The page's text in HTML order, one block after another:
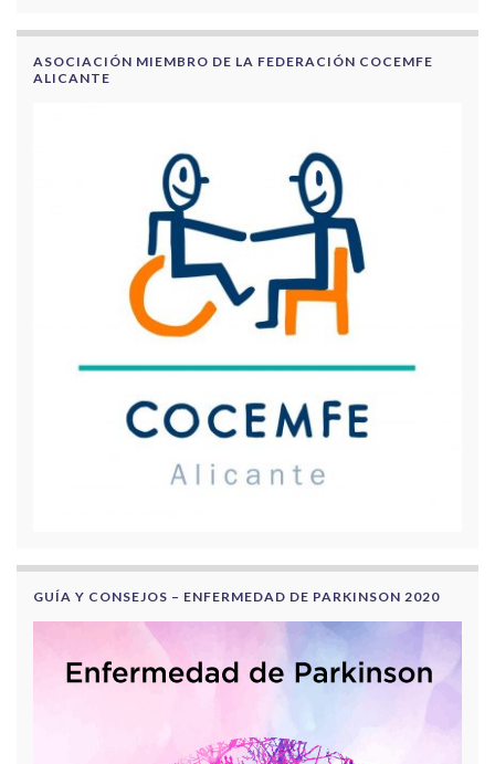
ASOCIACIÓN MIEMBRO DE LA FEDERACIÓN COCEMFE
ALICANTE
GUÍA Y CONSEJOS – ENFERMEDAD DE PARKINSON 2020